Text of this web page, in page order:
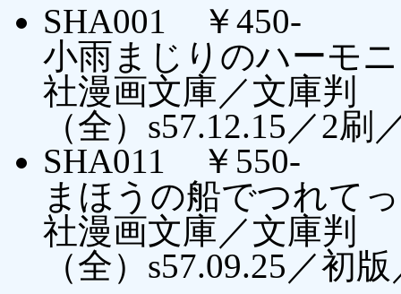
SHA001 ￥450-
小雨まじりのハーモ
社漫画文庫／文庫判
（全）s57.12.15／2
SHA011 ￥550-
まほうの船でつれて
社漫画文庫／文庫判
（全）s57.09.25／初